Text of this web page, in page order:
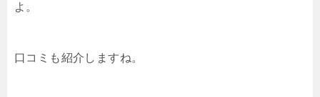
よ。
口コミも紹介しますね。